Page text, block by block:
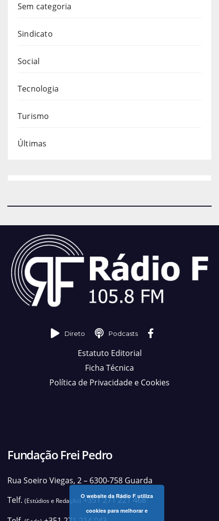
Sem categoria
Sindicato
Social
Tecnologia
Turismo
Últimas
Direto Podcasts
Estatuto Editorial
Ficha Técnica
Política de Privacidade e Cookies
Fundação Frei Pedro
Rua Soeiro Viegas, 2 – 6300-758 Guarda
Telf. (Estúdios e Redação)+351 271 221 468
O website da Rádio F utiliza
cookies para melhorar e